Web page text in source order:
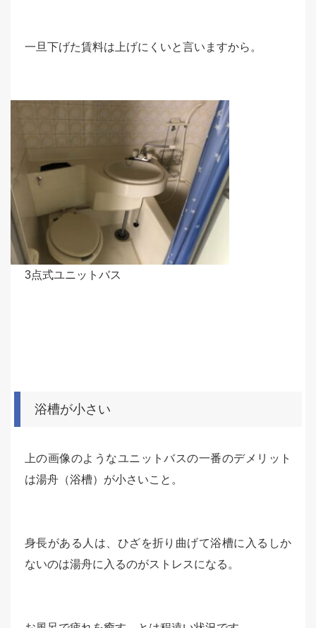
一旦下げた賃料は上げにくいと言いますから。
3点式ユニットバス
浴槽が小さい
上の画像のようなユニットバスの一番のデメリット
は湯舟（浴槽）が小さいこと。
身長がある人は、ひざを折り曲げて浴槽に入るしか
ないのは湯舟に入るのがストレスになる。